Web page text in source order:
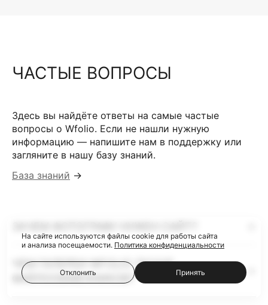
ЧАСТЫЕ ВОПРОСЫ
Здесь вы найдёте ответы на самые частые
вопросы о Wfolio. Если не нашли нужную
информацию — напишите нам в поддержку или
загляните в нашу базу знаний.
База знаний →
ЧЕМ ГАЛЕРЕИ WFOLIO ЛУЧШЕ
ФАЙЛООБМЕННИКОВ?
На сайте используются файлы cookie для работы сайта
и анализа посещаемости. Политика конфиденциальности
Отклонить Принять